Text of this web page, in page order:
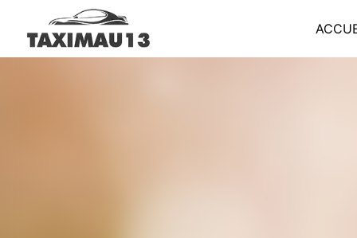
Panneau de gestion des cookies